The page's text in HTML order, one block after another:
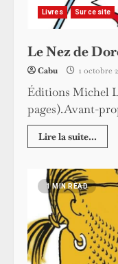
Livres Sur ce site
Le Nez de
Cabu 1 octobre
Éditions Michel
pages).Avant-
Lire la suite...
1 MIN READ